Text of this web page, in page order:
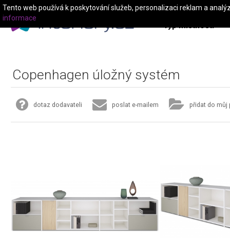
Typ místnosti
Copenhagen úložný systém
dotaz dodavateli poslat e-mailem přidat do můj
Tento web používá k poskytování služeb, personalizaci reklam a
informace